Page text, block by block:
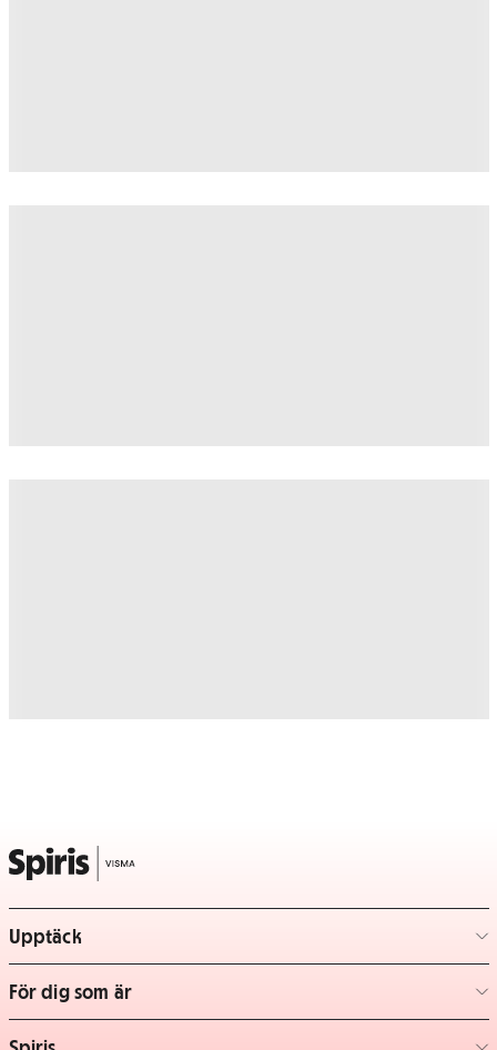
Upptäck
– klicka för att expandera lista
För dig som är
– klicka för att expandera lista